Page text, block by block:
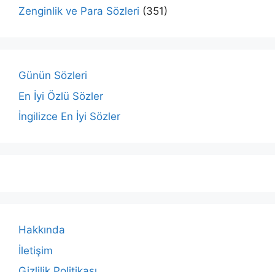
Zenginlik ve Para Sözleri (351)
Günün Sözleri
En İyi Özlü Sözler
İngilizce En İyi Sözler
Hakkında
İletişim